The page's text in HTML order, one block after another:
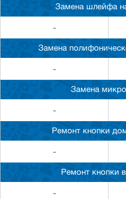
Замена шлейфа
-
Замена
-
Замена
-
Ремонт кнопки
-
Ремонт кнопки
-